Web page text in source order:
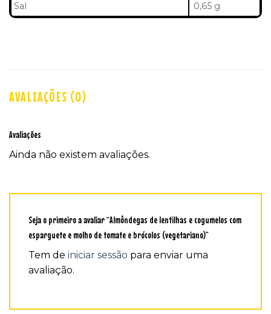
Sal 0,65 g
AVALIAÇÕES (0)
Avaliações
Ainda não existem avaliações.
Seja o primeiro a avaliar “Almôndegas de lentilhas e cogumelos com
esparguete e molho de tomate e brócolos (vegetariano)”
Tem de iniciar sessão para enviar uma
avaliação.